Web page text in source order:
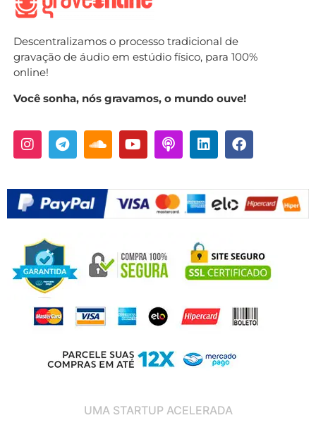
Descentralizamos o processo tradicional de
gravação de áudio em estúdio físico, para 100%
online!
Você sonha, nós gravamos, o mundo ouve!
UMA STARTUP ACELERADA